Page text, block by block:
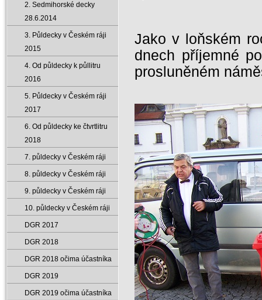
Jako v loňském
dnech příjemné
prosluněném
2. Sedmihorské decky
28.6.2014
3. Půldecky v Českém ráji
2015
4. Od půldecky k půllitru
2016
5. Půldecky v Českém ráji
2017
6. Od půldecky ke čtvrtlitru
2018
7. půldecky v Českém ráji
8. půldecky v Českém ráji
9. půldecky v Českém ráji
10. půldecky v Českém ráji
DGR 2017
DGR 2018
DGR 2018 očima účastníka
DGR 2019
DGR 2019 očima účastníka